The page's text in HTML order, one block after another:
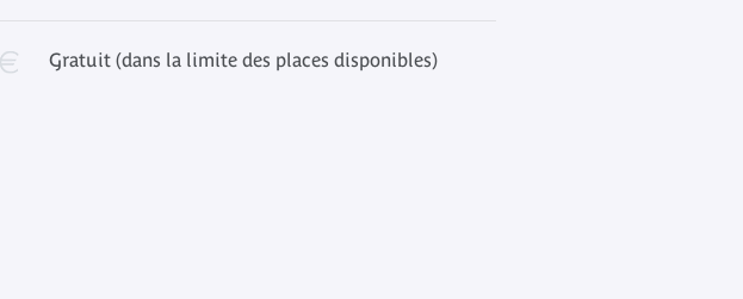
Gratuit (dans la limite des places disponibles)